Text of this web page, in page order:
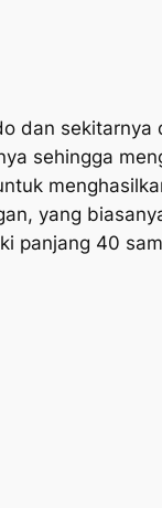
dan sekitarnya
sehingga
yang
panjang 40